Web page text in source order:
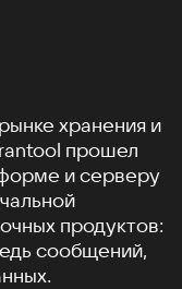
хранения и
прошел
и серверу
продуктов:
сообщений,